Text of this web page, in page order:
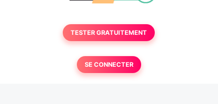
TESTER GRATUITEMENT
SE CONNECTER